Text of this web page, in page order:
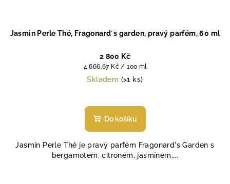
Jasmin Perle Thé, Fragonard´s garden, pravý parfém, 60 ml
2 800 Kč
Měrná
cena:
4 666,67 Kč / 100 ml
Skladem (>1 ks)
hodnocení
produktu
z
5
Do košíku
Jasmin Perle Thé je pravý parfém Fragonard's Garden s
bergamotem, citronem, jasmínem,...